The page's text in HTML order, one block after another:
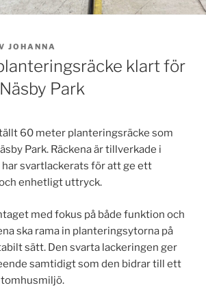
JOHANNA
klart för
Park
60 meter planteringsräcke som
Park. Räckena är tillverkade i
svartlackerats för att ge ett
enhetligt uttryck.
med fokus på både funktion och
ska rama in planteringsytorna på
sätt. Den svarta lackeringen ger
samtidigt som den bidrar till ett